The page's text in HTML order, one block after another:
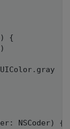
{
NSCoder) {